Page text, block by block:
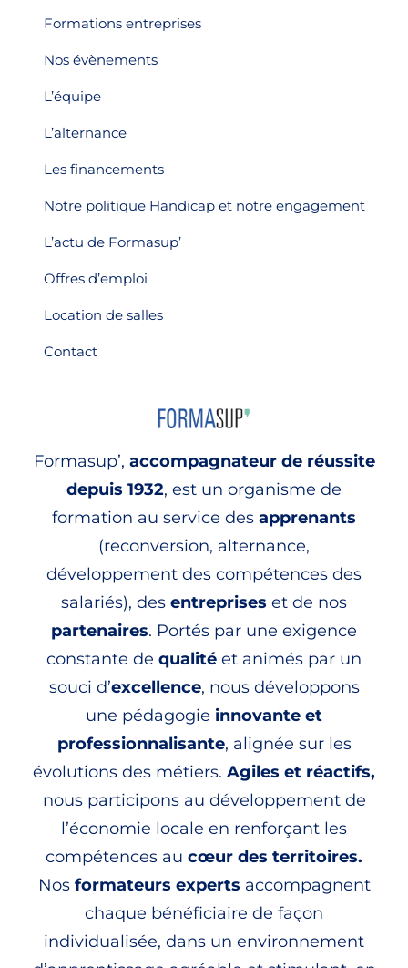
Formasup’, accompagnateur de réussite
depuis 1932, est un organisme de
formation au service des apprenants
(reconversion, alternance,
développement des compétences des
salariés), des entreprises et de nos
partenaires. Portés par une exigence
constante de qualité et animés par un
souci d’excellence, nous développons
une pédagogie innovante et
professionnalisante, alignée sur les
évolutions des métiers. Agiles et réactifs,
nous participons au développement de
l’économie locale en renforçant les
compétences au cœur des territoires.
Nos formateurs experts accompagnent
chaque bénéficiaire de façon
individualisée, dans un environnement
Formations entreprises
Nos évènements
L’équipe
L’alternance
Les financements
Notre politique Handicap et notre engagement
L’actu de Formasup’
Offres d’emploi
Location de salles
Contact